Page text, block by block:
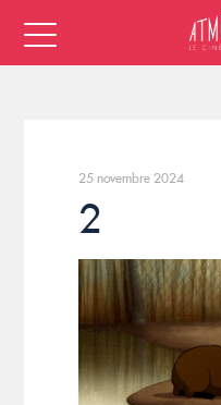
25 novembre 2024
2